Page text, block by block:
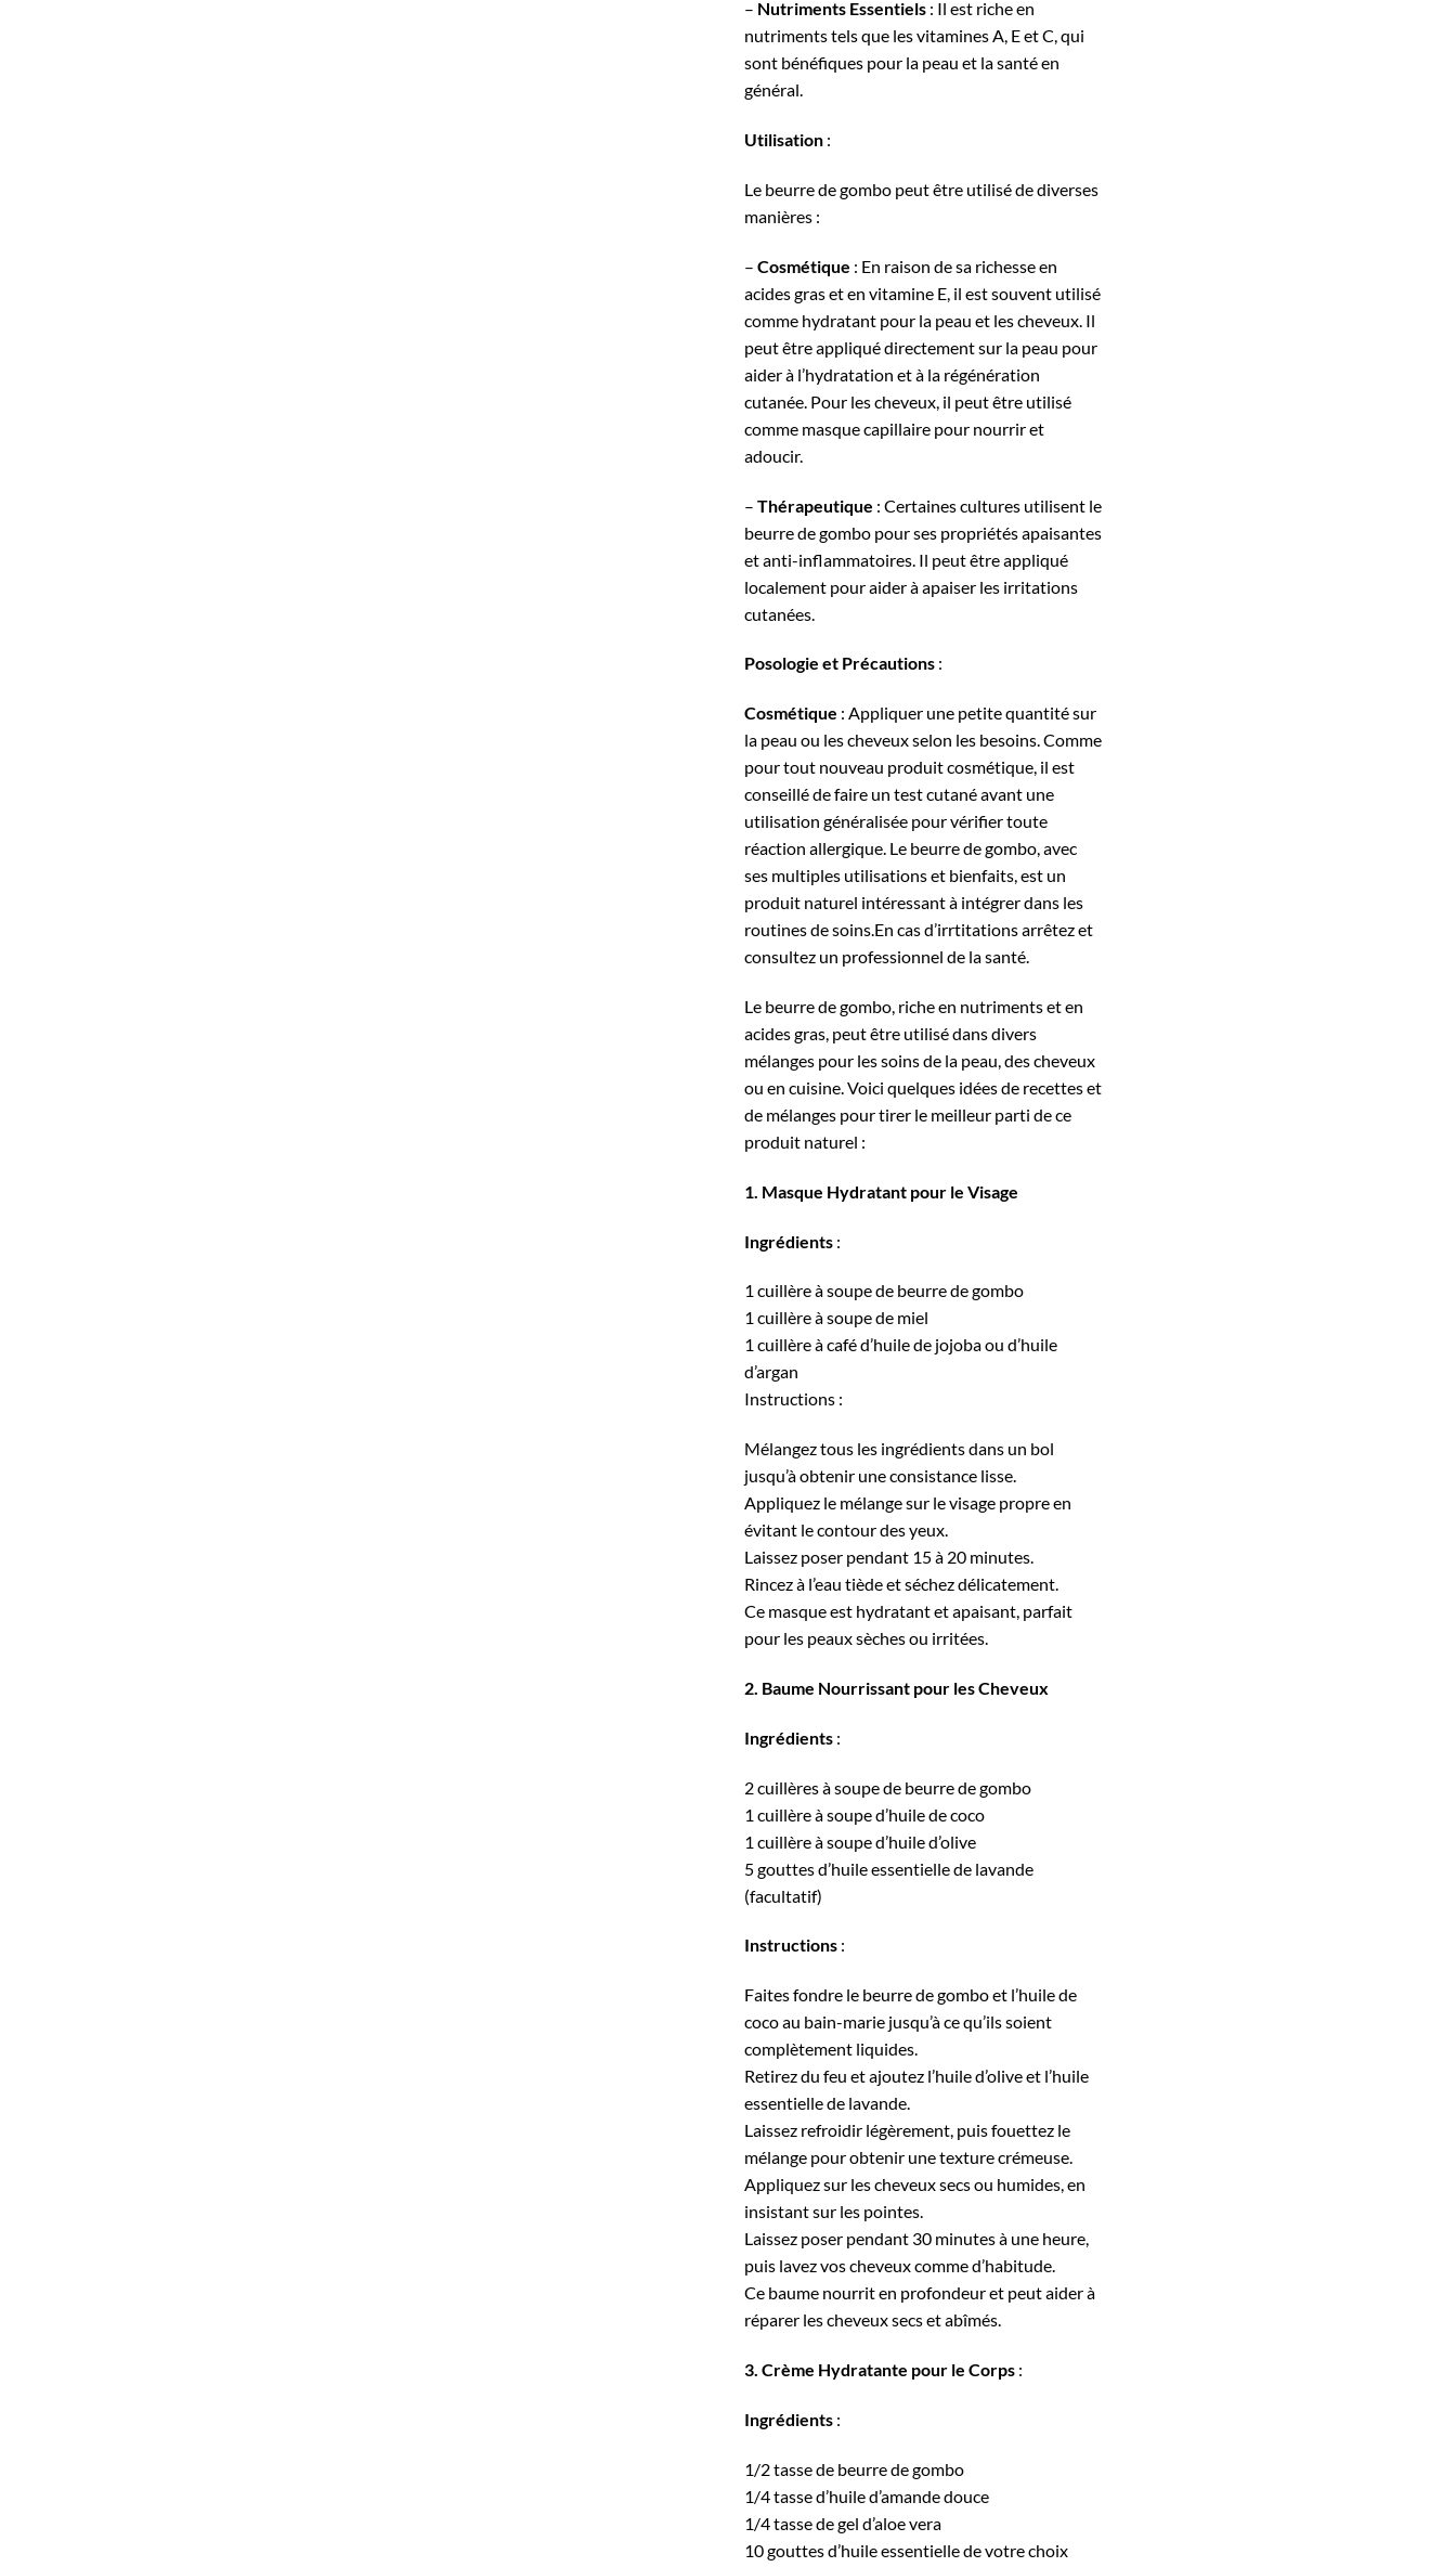
– Nutriments Essentiels : Il est riche en
nutriments tels que les vitamines A, E et C, qui
sont bénéfiques pour la peau et la santé en
général.
Utilisation :
Le beurre de gombo peut être utilisé de diverses
manières :
– Cosmétique : En raison de sa richesse en
acides gras et en vitamine E, il est souvent utilisé
comme hydratant pour la peau et les cheveux. Il
peut être appliqué directement sur la peau pour
aider à l’hydratation et à la régénération
cutanée. Pour les cheveux, il peut être utilisé
comme masque capillaire pour nourrir et
adoucir.
– Thérapeutique : Certaines cultures utilisent le
beurre de gombo pour ses propriétés apaisantes
et anti-inflammatoires. Il peut être appliqué
localement pour aider à apaiser les irritations
cutanées.
Posologie et Précautions :
Cosmétique : Appliquer une petite quantité sur
la peau ou les cheveux selon les besoins. Comme
pour tout nouveau produit cosmétique, il est
conseillé de faire un test cutané avant une
utilisation généralisée pour vérifier toute
réaction allergique. Le beurre de gombo, avec
ses multiples utilisations et bienfaits, est un
produit naturel intéressant à intégrer dans les
routines de soins.En cas d’irrtitations arrêtez et
consultez un professionnel de la santé.
Le beurre de gombo, riche en nutriments et en
acides gras, peut être utilisé dans divers
mélanges pour les soins de la peau, des cheveux
ou en cuisine. Voici quelques idées de recettes et
de mélanges pour tirer le meilleur parti de ce
produit naturel :
1. Masque Hydratant pour le Visage
Ingrédients :
1 cuillère à soupe de beurre de gombo
1 cuillère à soupe de miel
1 cuillère à café d’huile de jojoba ou d’huile
d’argan
Instructions :
Mélangez tous les ingrédients dans un bol
jusqu’à obtenir une consistance lisse.
Appliquez le mélange sur le visage propre en
évitant le contour des yeux.
Laissez poser pendant 15 à 20 minutes.
Rincez à l’eau tiède et séchez délicatement.
Ce masque est hydratant et apaisant, parfait
pour les peaux sèches ou irritées.
2. Baume Nourrissant pour les Cheveux
Ingrédients :
2 cuillères à soupe de beurre de gombo
1 cuillère à soupe d’huile de coco
1 cuillère à soupe d’huile d’olive
5 gouttes d’huile essentielle de lavande
(facultatif)
Instructions :
Faites fondre le beurre de gombo et l’huile de
coco au bain-marie jusqu’à ce qu’ils soient
complètement liquides.
Retirez du feu et ajoutez l’huile d’olive et l’huile
essentielle de lavande.
Laissez refroidir légèrement, puis fouettez le
mélange pour obtenir une texture crémeuse.
Appliquez sur les cheveux secs ou humides, en
insistant sur les pointes.
Laissez poser pendant 30 minutes à une heure,
puis lavez vos cheveux comme d’habitude.
Ce baume nourrit en profondeur et peut aider à
réparer les cheveux secs et abîmés.
3. Crème Hydratante pour le Corps :
Ingrédients :
1/2 tasse de beurre de gombo
1/4 tasse d’huile d’amande douce
1/4 tasse de gel d’aloe vera
10 gouttes d’huile essentielle de votre choix